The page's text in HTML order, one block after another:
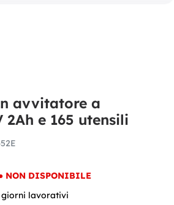
avvitatore a
e 165 utensili
NON DISPONIBILE
lavorativi